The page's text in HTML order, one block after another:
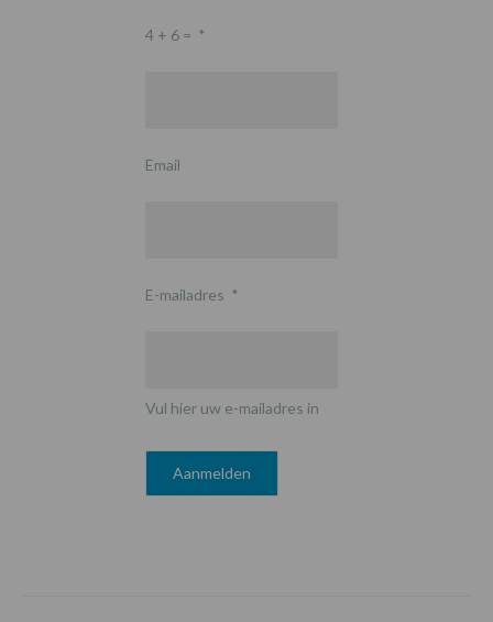
4 + 6 = *
Email
E-mailadres *
Vul hier uw e-mailadres in